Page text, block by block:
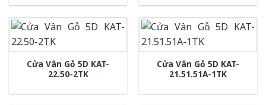
Cửa Vân Gỗ 5D KAT-
22.50-2TK
Cửa Vân Gỗ 5D KAT-
21.51.51A-1TK